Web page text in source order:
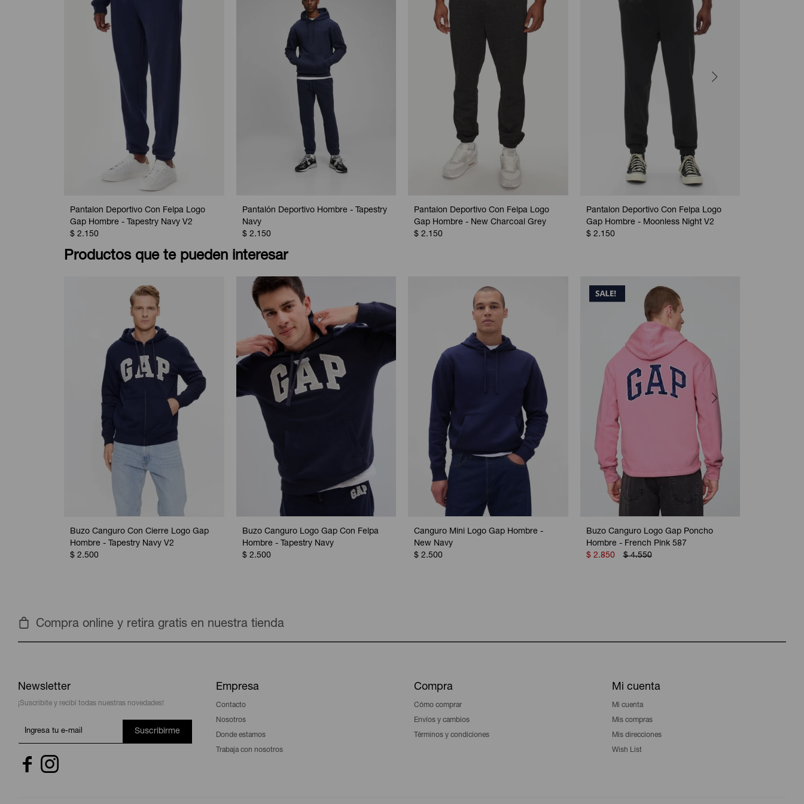
Pantalon Deportivo Con Felpa Logo
Gap Hombre - Tapestry Navy V2
$ 2.150
Pantalón Deportivo Hombre - Tapestry
Navy
$ 2.150
Pantalon Deportivo Con Felpa Logo
Gap Hombre - New Charcoal Grey
$ 2.150
Pantalon Deportivo Con Felpa Logo
Gap Hombre - Moonless Night V2
$ 2.150
Productos que te pueden interesar
Buzo Canguro Con Cierre Logo Gap
Hombre - Tapestry Navy V2
$ 2.500
Buzo Canguro Logo Gap Con Felpa
Hombre - Tapestry Navy
$ 2.500
Canguro Mini Logo Gap Hombre -
New Navy
$ 2.500
Buzo Canguro Logo Gap Poncho
Hombre - French Pink 587
$ 2.850 $ 4.550
Compra online y retira gratis en nuestra tienda
Newsletter
¡Suscribite y recibí todas nuestras novedades!
Suscribirme
 
Empresa
Contacto
Nosotros
Donde estamos
Trabaja con nosotros
Compra
Cómo comprar
Envíos y cambios
Términos y condiciones
Mi cuenta
Mi cuenta
Mis compras
Mis direcciones
Wish List